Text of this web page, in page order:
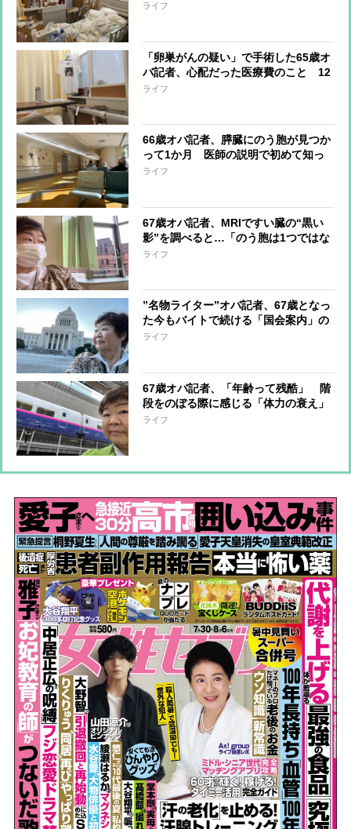
時に看護師がピシャリと言った言葉
ライフ
「卵巣がんの疑い」で手術した65歳オ
バ記者、心配だった医療費のこと 12
日間の入院で負担額は？
ライフ
66歳オバ記者、膵臓にのう胞が見つか
って1か月 医師の説明で初めて知っ
た「意外な真相」
ライフ
67歳オバ記者、MRIですい臓の“黒い
影”を調べると…「のう胞は1つではな
く3つありました」その後、医師が告
ライフ
”名物ライター”オバ記者、67歳となっ
た今もバイトで続ける「国会案内」の
醍醐味 依頼があったときに「ぜひ」
ライフ
67歳オバ記者、「年齢って残酷」 階
段をのぼる際に感じる「体力の衰え」
と“砂糖断ち”で変えたい「見た目年
ライフ